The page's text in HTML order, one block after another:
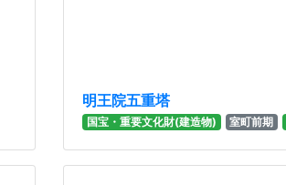
明王院五重塔
国宝・重要文化財(建造物) 室町前期